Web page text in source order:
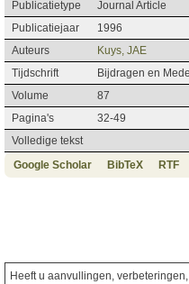
Publicatietype
Journal Article
Publicatiejaar
1996
Auteurs
Kuys, JAE
Tijdschrift
Bijdragen en
Volume
87
Pagina's
32-49
Volledige tekst
Google Scholar
BibTeX RTF
Heeft u aanvullingen,